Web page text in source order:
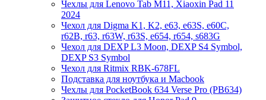
Чехлы для Lenovo Tab M11, Xiaoxin Pad 11
2024
Чехол для Digma K1, K2, e63, e63S, e60C,
r62B, r63, r63W, r63S, e654, r654, s683G
Чехол для DEXP L3 Moon, DEXP S4 Symbol,
DEXP S3 Symbol
Чехол для Ritmix RBK-678FL
Подставка для ноутбука и Macbook
Чехлы для PocketBook 634 Verse Pro (PB634)